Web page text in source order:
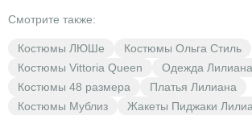
Смотрите также:
Костюмы ЛЮШе
Костюмы Ольга Стиль
Костюмы Vittoria Queen
Одежда Лилиана
Костюмы 48 размера
Платья Лилиана
Костюмы Мублиз
Жакеты Пиджаки